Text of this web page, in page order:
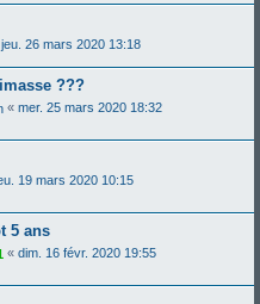
jeu. 26 mars 2020 13:18
???
« mer. 25 mars 2020 18:32
19 mars 2020 10:15
5 ans
« dim. 16 févr. 2020 19:55